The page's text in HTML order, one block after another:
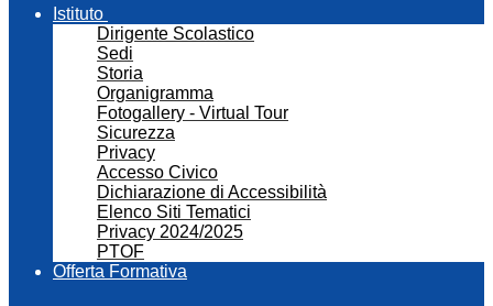
Istituto
Dirigente Scolastico
Sedi
Storia
Organigramma
Fotogallery - Virtual Tour
Sicurezza
Privacy
Accesso Civico
Dichiarazione di Accessibilità
Elenco Siti Tematici
Privacy 2024/2025
PTOF
Offerta Formativa